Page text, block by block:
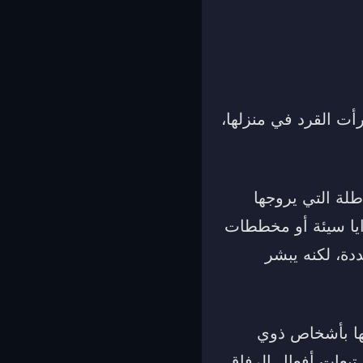
القرد في منزلها،
التي يروجها
سيئة أو مخططات
لكنه يبشر
بأشخاص ذوي